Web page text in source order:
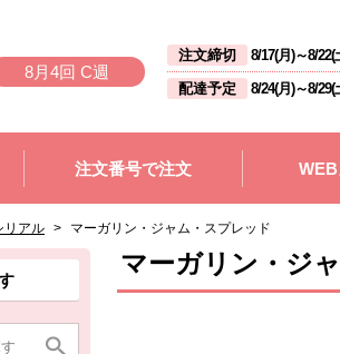
8月4回 C週
注文締切 8/17(月)～8/22(
配達予定
8/24(月)～8/29(
注文番号で注文
リアル > マーガリン・ジャム・スプレッド
ーです。
で。
ーです。
で。 マーガリン・ジ